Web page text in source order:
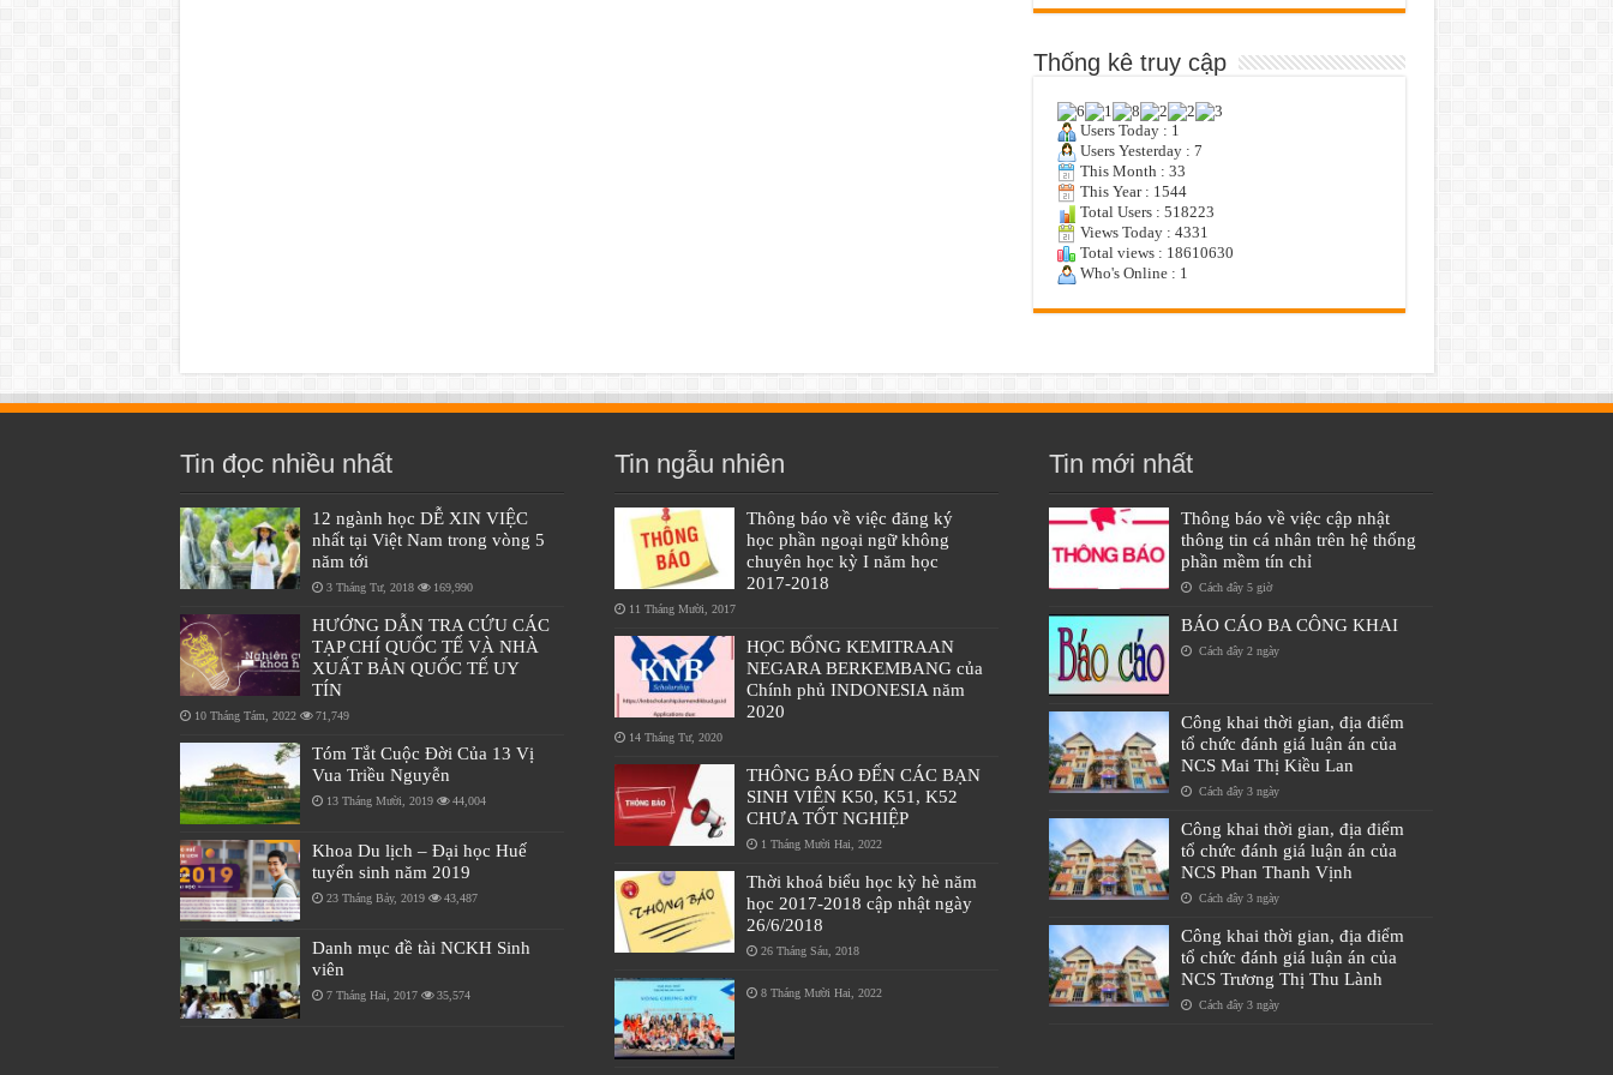
Thống kê truy cập
Users Today : 1
Users Yesterday : 7
This Month : 33
This Year : 1544
Total Users : 518223
Views Today : 4331
Total views : 18610630
Who's Online : 1
Tin đọc nhiều nhất
12 ngành học DỄ XIN VIỆC
nhất tại Việt Nam trong vòng 5
năm tới
3 Tháng Tư, 2018 169,990
HƯỚNG DẪN TRA CỨU CÁC
TẠP CHÍ QUỐC TẾ VÀ NHÀ
XUẤT BẢN QUỐC TẾ UY
TÍN
10 Tháng Tám, 2022 71,749
Tóm Tắt Cuộc Đời Của 13 Vị
Vua Triều Nguyễn
13 Tháng Mười, 2019 44,004
Khoa Du lịch – Đại học Huế
tuyển sinh năm 2019
23 Tháng Bảy, 2019 43,487
Danh mục đề tài NCKH Sinh
viên
7 Tháng Hai, 2017 35,574
Tin ngẫu nhiên
Thông báo về việc đăng ký
học phần ngoại ngữ không
chuyên học kỳ I năm học
2017-2018
11 Tháng Mười, 2017
HỌC BỔNG KEMITRAAN
NEGARA BERKEMBANG của
Chính phủ INDONESIA năm
2020
14 Tháng Tư, 2020
THÔNG BÁO ĐẾN CÁC BẠN
SINH VIÊN K50, K51, K52
CHƯA TỐT NGHIỆP
1 Tháng Mười Hai, 2022
Thời khoá biểu học kỳ hè năm
học 2017-2018 cập nhật ngày
26/6/2018
26 Tháng Sáu, 2018
8 Tháng Mười Hai, 2022
Tin mới nhất
Thông báo về việc cập nhật
thông tin cá nhân trên hệ thống
phần mềm tín chỉ
Cách đây 5 giờ
BÁO CÁO BA CÔNG KHAI
Cách đây 2 ngày
Công khai thời gian, địa điểm
tổ chức đánh giá luận án của
NCS Mai Thị Kiều Lan
Cách đây 3 ngày
Công khai thời gian, địa điểm
tổ chức đánh giá luận án của
NCS Phan Thanh Vịnh
Cách đây 3 ngày
Công khai thời gian, địa điểm
tổ chức đánh giá luận án của
NCS Trương Thị Thu Lành
Cách đây 3 ngày